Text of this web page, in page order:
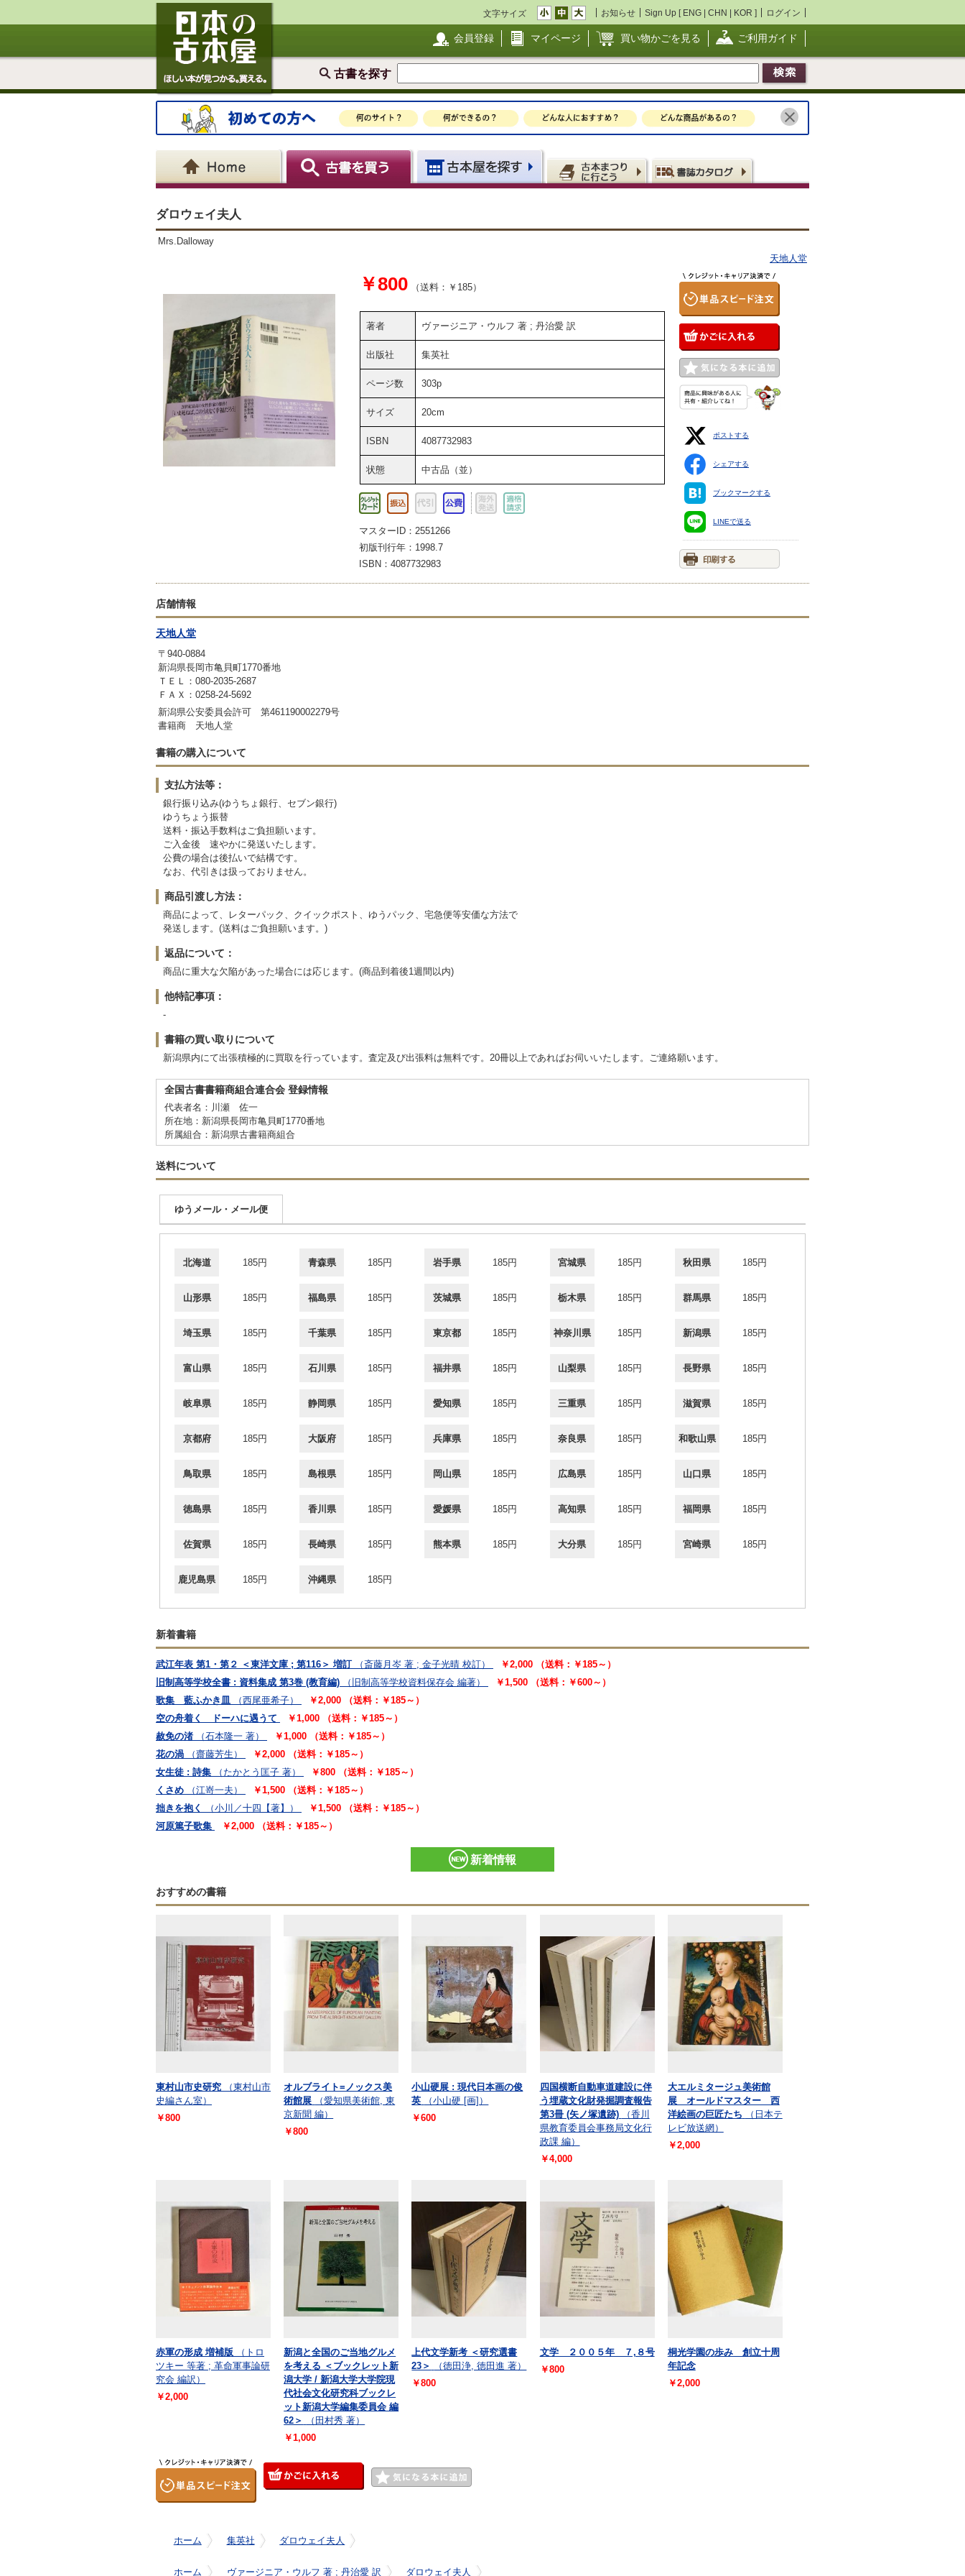
文字サイズ お知らせ Sign Up [ ENG | CHN | KOR ] ログイン
会員登録 マイページ 買い物かごを見る ご利用ガイド
古書を探す
ダロウェイ夫人
Mrs.Dalloway
天地人堂
￥800 （送料：￥185）
著者 ヴァージニア・ウルフ 著 ; 丹治愛 訳
出版社 集英社
ページ数 303p
サイズ 20cm
ISBN 4087732983
状態 中古品（並）
マスターID：2551266
初版刊行年：1998.7
ISBN：4087732983
ポストする
シェアする
ブックマークする
LINEで送る
店舗情報
天地人堂
〒940-0884
新潟県長岡市亀貝町1770番地
ＴＥＬ：080-2035-2687
ＦＡＸ：0258-24-5692
新潟県公安委員会許可 第461190002279号
書籍商 天地人堂
書籍の購入について
支払方法等：
銀行振り込み(ゆうちょ銀行、セブン銀行)
ゆうちょう振替
送料・振込手数料はご負担願います。
ご入金後 速やかに発送いたします。
公費の場合は後払いで結構です。
なお、代引きは扱っておりません。
商品引渡し方法：
商品によって、レターパック、クイックポスト、ゆうパック、宅急便等安価な方法で
発送します。(送料はご負担願います。)
返品について：
商品に重大な欠陥があった場合には応じます。(商品到着後1週間以内)
他特記事項：
-
書籍の買い取りについて
新潟県内にて出張積極的に買取を行っています。査定及び出張料は無料です。20冊以上であればお伺いいたします。ご連絡願います。
全国古書書籍商組合連合会 登録情報
代表者名：川瀬 佐一
所在地：新潟県長岡市亀貝町1770番地
所属組合：新潟県古書籍商組合
送料について
ゆうメール・メール便
北海道 185円 青森県 185円 岩手県 185円 宮城県 185円 秋田県 185円
山形県 185円 福島県 185円 茨城県 185円 栃木県 185円 群馬県 185円
埼玉県 185円 千葉県 185円 東京都 185円 神奈川県 185円 新潟県 185円
富山県 185円 石川県 185円 福井県 185円 山梨県 185円 長野県 185円
岐阜県 185円 静岡県 185円 愛知県 185円 三重県 185円 滋賀県 185円
京都府 185円 大阪府 185円 兵庫県 185円 奈良県 185円 和歌山県 185円
鳥取県 185円 島根県 185円 岡山県 185円 広島県 185円 山口県 185円
徳島県 185円 香川県 185円 愛媛県 185円 高知県 185円 福岡県 185円
佐賀県 185円 長崎県 185円 熊本県 185円 大分県 185円 宮崎県 185円
鹿児島県 185円 沖縄県 185円
新着書籍
武江年表 第1・第２ ＜東洋文庫 ; 第116＞ 増訂 （斎藤月岑 著 ; 金子光晴 校訂）
￥2,000 （送料：￥185～）
旧制高等学校全書 : 資料集成 第3巻 (教育編)
（旧制高等学校資料保存会 編著）
￥1,500 （送料：￥600～）
歌集 藍ふかき皿
（西尾亜希子）
￥2,000 （送料：￥185～）
空の舟着く ドーハに遇うて
￥1,000 （送料：￥185～）
赦免の渚
（石本隆一 著）
￥1,000 （送料：￥185～）
花の渦
（齋藤芳生）
￥2,000 （送料：￥185～）
女生徒 : 詩集
（たかとう匡子 著）
￥800 （送料：￥185～）
くさめ
（江嵜一夫）
￥1,500 （送料：￥185～）
拙きを抱く
（小川／十四【著】）
￥1,500 （送料：￥185～）
河原篤子歌集
￥2,000 （送料：￥185～）
新着情報
おすすめの書籍
東村山市史研究
（東村山市
史編さん室）
￥800
オルブライト=ノックス美
術館展
（愛知県美術館, 東
京新聞 編）
￥800
小山硬展 : 現代日本画の俊
英
（小山硬 [画]）
￥600
四国横断自動車道建設に伴
う埋蔵文化財発掘調査報告
第3冊 (矢ノ塚遺跡)
（香川
県教育委員会事務局文化行
政課 編）
￥4,000
大エルミタージュ美術館
展 オールドマスター 西
洋絵画の巨匠たち
（日本テ
レビ放送網）
￥2,000
赤軍の形成 増補版
（トロ
ツキー 等著 ; 革命軍事論研
究会 編訳）
￥2,000
新潟と全国のご当地グルメ
を考える ＜ブックレット新
潟大学 / 新潟大学大学院現
代社会文化研究科ブックレ
ット新潟大学編集委員会 編
62＞
（田村秀 著）
￥1,000
上代文学新考 ＜研究選書
23＞
（徳田浄, 徳田進 著）
￥800
文学 ２００５年 ７,８号
￥800
桐光学園の歩み 創立十周
年記念
￥2,000
ホーム 集英社 ダロウェイ夫人
ホーム ヴァージニア・ウルフ 著 ; 丹治愛 訳 ダロウェイ夫人